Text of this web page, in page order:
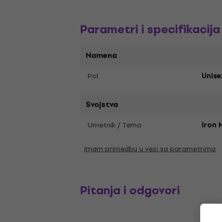
Parametri i specifikacija
Namena
Pol
Svojstva
Umetnik / Tema Iron
Imam primedbu u vezi sa parametrima
Pitanja i odgovori